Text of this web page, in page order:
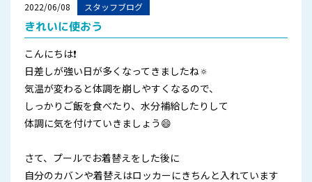
2022/06/08 スタッフブログ
きれいに使おう
こんにちは❗
日差しが強い日が多くなってきましたね🔅
気温が変わると体調を崩しやすくなるので、
しっかりご飯を食べたり、水分補給したりして
体調に気を付けていきましょう😄
さて、プールでお着替えをした後に
自分のカバンや着替えはロッカーにきちんと入れています